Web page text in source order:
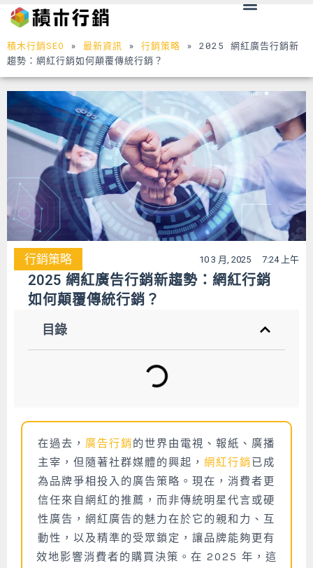
至
主
要
內
容
Menu
積木行銷SEO » 最新資訊 » 行銷策略 » 2025 網紅廣告行銷新
趨勢：網紅行銷如何顛覆傳統行銷？
行銷策略 10 3 月, 2025 7:24 上午
2025 網紅廣告行銷新趨勢：網紅行銷
如何顛覆傳統行銷？
目錄
在過去， 廣告行銷的世界由電視、報紙、廣播
主宰，但隨著社群媒體的興起， 網紅行銷已成
為品牌爭相投入的廣告策略。現在，消費者更
信任來自網紅的推薦，而非傳統明星代言或硬
性廣告，網紅廣告的魅力在於它的親和力、互
動性，以及精準的受眾鎖定，讓品牌能夠更有
效地影響消費者的購買決策。在 2025 年，這